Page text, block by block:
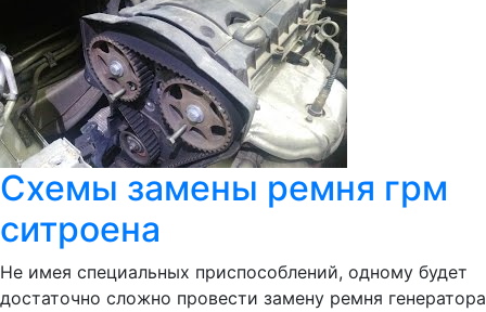
Схемы замены ремня грм
ситроена
Не имея специальных приспособлений, одному будет
достаточно сложно провести замену ремня генератора